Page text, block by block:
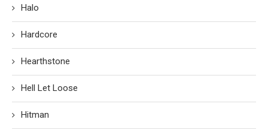
Halo
Hardcore
Hearthstone
Hell Let Loose
Hitman